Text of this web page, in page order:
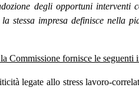
degli opportuni interventi
impresa definisce nella
Commissione fornisce le seguenti
legate allo stress lavoro-